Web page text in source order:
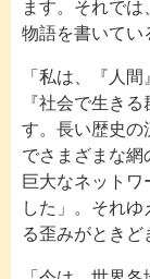
ます。それで
物語を書いてい
「私は、『人
『社会で生き
す。長い歴史の
でさまざまな網
巨大なネットワ
した」。それ
る歪みがときど